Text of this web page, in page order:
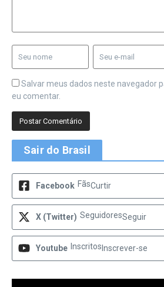
Salvar meus dados neste navegador
eu comentar.
Sair do Brasil
Facebook FãsCurtir
X (Twitter) SeguidoresSeguir
Youtube Inscritos Inscrever-se